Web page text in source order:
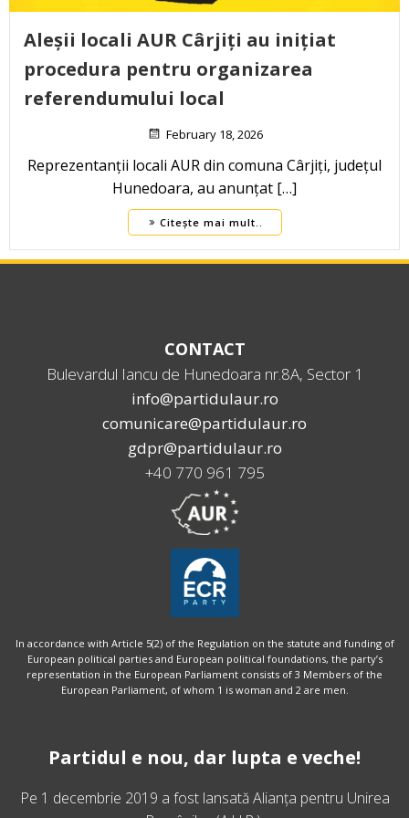
Aleșii locali AUR Cârjiți au inițiat
procedura pentru organizarea
referendumului local
February 18, 2026
Reprezentanții locali AUR din comuna Cârjiți, județul
Hunedoara, au anunțat […]
Citește mai mult..
CONTACT
Bulevardul Iancu de Hunedoara nr.8A, Sector 1
info@partidulaur.ro
comunicare@partidulaur.ro
gdpr@partidulaur.ro
+40 770 961 795
In accordance with Article 5(2) of the Regulation on the statute and funding of
European political parties and European political foundations, the party’s
representation in the European Parliament consists of 3 Members of the
European Parliament, of whom 1 is woman and 2 are men.
Partidul e nou, dar lupta e veche!
Pe 1 decembrie 2019 a fost lansatăAlianța pentru Unirea